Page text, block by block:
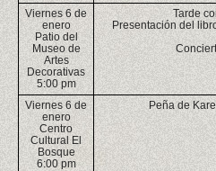
Viernes 6 de
enero
Patio del
Museo de
Artes
Decorativas
5:00 pm
Tarde
Presentación del
Viernes 6 de
enero
Centro
Cultural El
Bosque
6:00 pm
Peña de